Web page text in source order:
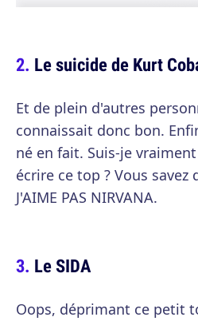
Le suicide de Kurt
Et de plein d'autres
connaissait donc bon.
né en fait. Suis-je
écrire ce top ? Vous
J'AIME PAS NIRVANA.
Le SIDA
Oops, déprimant ce petit